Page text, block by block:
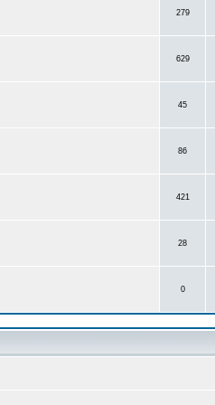
279
629
45
86
421
28
0